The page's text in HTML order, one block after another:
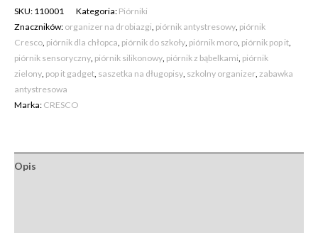
SKU: 110001 Kategoria: Piórniki
Znaczników: organizer na drobiazgi, piórnik antystresowy, piórnik
Cresco, piórnik dla chłopca, piórnik do szkoły, piórnik moro, piórnik pop it,
piórnik sensoryczny, piórnik silikonowy, piórnik z bąbelkami, piórnik
zielony, pop it gadget, saszetka na długopisy, szkolny organizer, zabawka
antystresowa
Marka: CRESCO
Opis